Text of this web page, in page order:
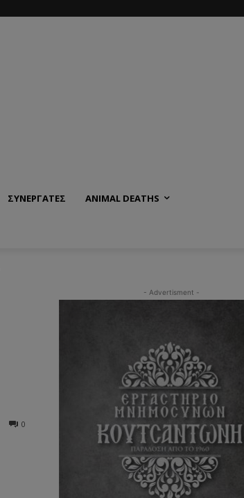
ΣΥΝΕΡΓΑΤΕΣ ANIMAL DEATHS
0
- Advertisment -